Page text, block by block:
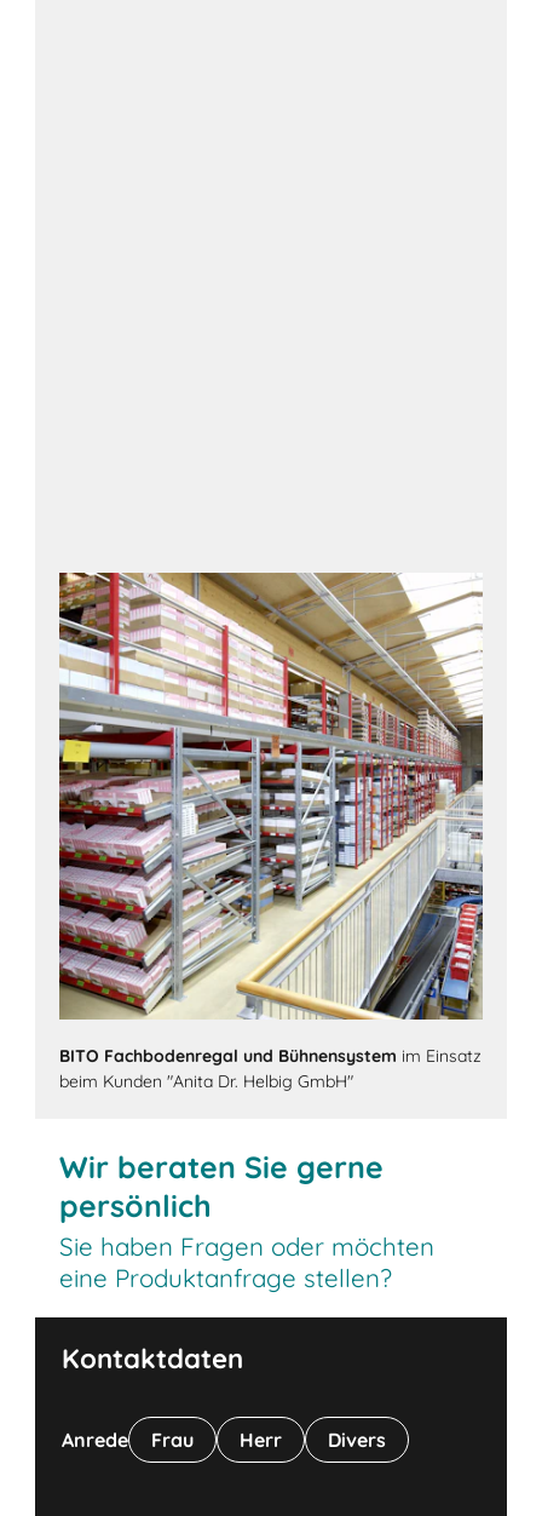
BITO Fachbodenregal und Bühnensystem im Einsatz
beim Kunden "Anita Dr. Helbig GmbH"
Wir beraten Sie gerne
persönlich
Sie haben Fragen oder möchten
eine Produktanfrage stellen?
Kontaktdaten
Anrede Frau Herr Divers